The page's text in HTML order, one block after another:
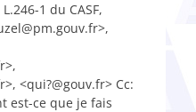
1 du CASF,
<qui?@gouv.fr> Cc:
ce que je fais